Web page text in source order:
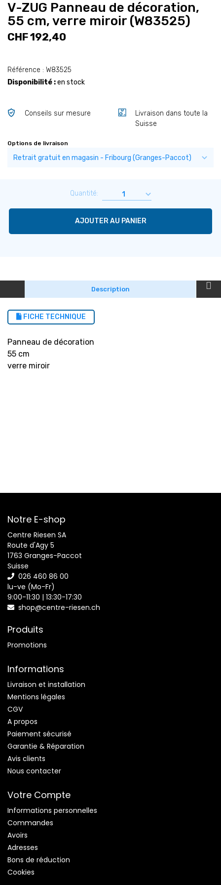
V-ZUG Panneau de décoration,
55 cm, verre miroir (W83525)
CHF 192,40
Référence : W83525
Disponibilité :en stock
Conseils sur mesure
Livraison dans toute la
Suisse
Options de livraison
Quantité:
AJOUTER AU PANIER
Description
FICHE TECHNIQUE
Panneau de décoration
55 cm
verre miroir
Notre E-shop
Centre Riesen SA
Route d'Agy 5
1763 Granges-Paccot
Suisse
026 460 86 00
lu-ve (Mo-Fr)
9:00-11:30 | 13:30-17:30
shop@centre-riesen.ch
Produits
Promotions
Informations
Livraison et installation
Mentions légales
CGV
A propos
Paiement sécurisé
Garantie & Réparation
Avis clients
Nous contacter
Votre Compte
Informations personnelles
Commandes
Avoirs
Adresses
Bons de réduction
Cookies